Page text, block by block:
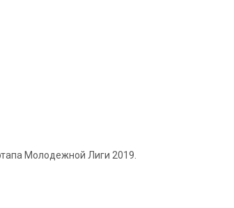
Молодежной Лиги 2019.